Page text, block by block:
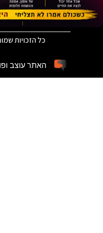
כל הזכויות שמורות
האתר עוצב ופותח